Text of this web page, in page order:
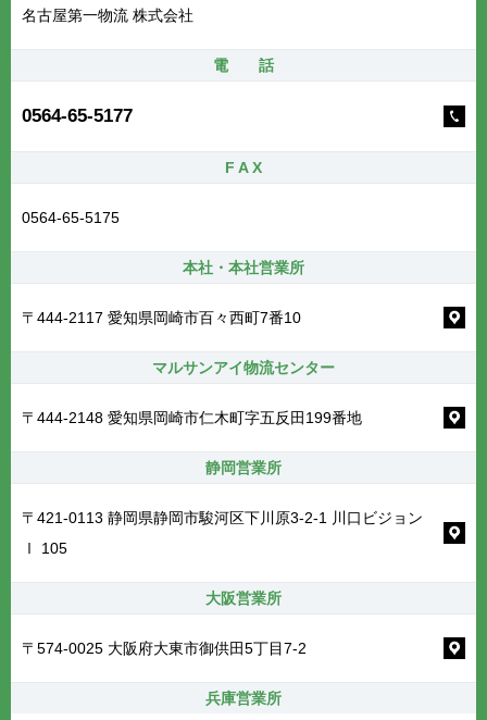
名古屋第一物流 株式会社
電 話
0564-65-5177
F A X
0564-65-5175
本社・本社営業所
〒444-2117 愛知県岡崎市百々西町7番10
マルサンアイ物流センター
〒444-2148 愛知県岡崎市仁木町字五反田199番地
静岡営業所
〒421-0113 静岡県静岡市駿河区下川原3-2-1 川口ビジョン
Ⅰ 105
大阪営業所
〒574-0025 大阪府大東市御供田5丁目7-2
兵庫営業所